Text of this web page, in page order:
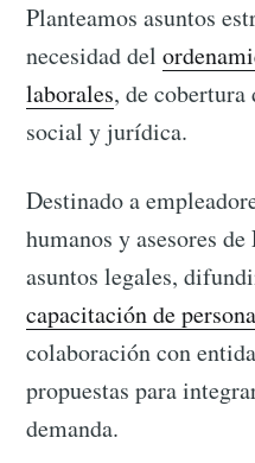
Planteamos asuntos
necesidad del
laborales, de cobertura
social y jurídica.
Destinado a
humanos y asesores
asuntos legales,
capacitación de
colaboración con
propuestas para
demanda.